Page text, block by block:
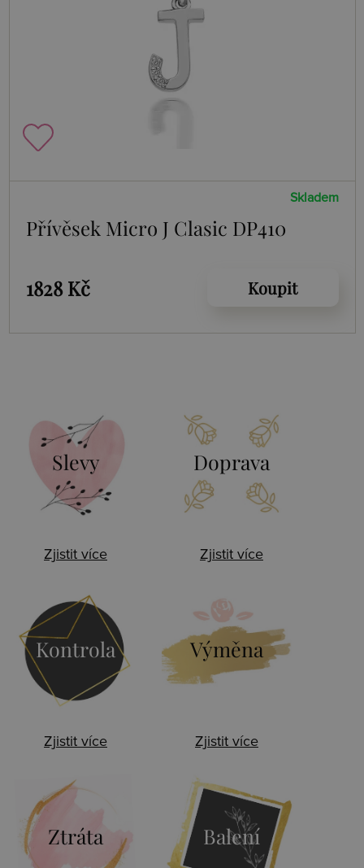
Skladem
Přívěsek Micro J Clasic DP410
1828 Kč Koupit
Slevy
Zjistit více
Doprava
Zjistit více
Kontrola
Zjistit více
Výměna
Zjistit více
Ztráta Balení